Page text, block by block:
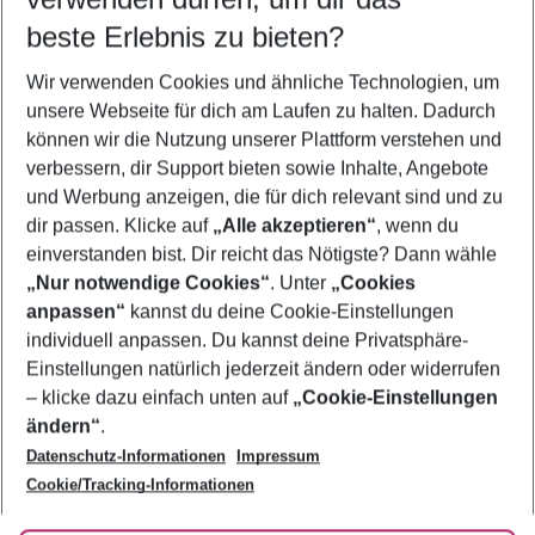
5-8 Nächte
2 Erwachsene Keine Kinder
Mehr Filter anzeigen
Footer
Footer navigation
Über uns
AGB
Bestpreisgarantie
Cookie-Einstellungen ändern
Cookie-Richtlinie
Agenturbetreuung
Barrierefreies Reisen
Folge uns
beste Erlebnis zu bieten?
Wir verwenden Cookies und ähnliche Technologien, um
unsere Webseite für dich am Laufen zu halten. Dadurch
können wir die Nutzung unserer Plattform verstehen und
verbessern, dir Support bieten sowie Inhalte, Angebote
und Werbung anzeigen, die für dich relevant sind und zu
dir passen. Klicke auf „Alle akzeptieren“, wenn du
einverstanden bist. Dir reicht das Nötigste? Dann wähle
„Nur notwendige Cookies“. Unter „Cookies
anpassen“ kannst du deine Cookie-Einstellungen
individuell anpassen. Du kannst deine Privatsphäre-
Einstellungen natürlich jederzeit ändern oder widerrufen
– klicke dazu einfach unten auf „Cookie-Einstellungen
ändern“.
Datenschutz-Informationen
Impressum
Cookie/Tracking-Informationen